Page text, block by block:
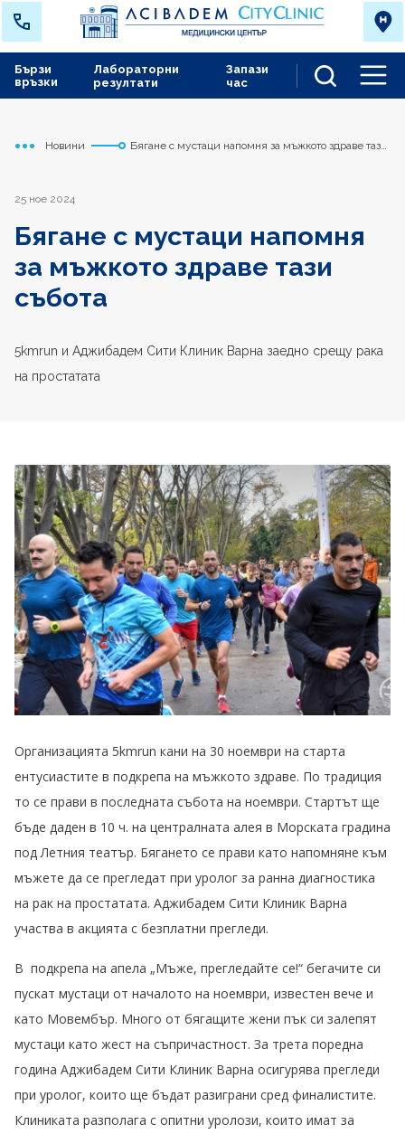
Лабораторни
резултати
Запази
час
Бързи
връзки
Начало
Варна
Новини
Бягане с мустаци напомня за мъжкото здраве тази
25 ное 2024
Бягане с мустаци напомня
за мъжкото здраве тази
събота
5kmrun и Аджибадем Сити Клиник Варна заедно срещу рака
на простатата
Организацията 5kmrun кани на 30 ноември на старта
ентусиастите в подкрепа на мъжкото здраве. По традиция
то се прави в последната събота на ноември. Стартът ще
бъде даден в 10 ч. на централната алея в Морската градина
под Летния театър. Бягането се прави като напомняне към
мъжете да се прегледат при уролог за ранна диагностика
на рак на простатата. Аджибадем Сити Клиник Варна
участва в акцията с безплатни прегледи.
В подкрепа на апела „Мъже, прегледайте се!“ бегачите си
пускат мустаци от началото на ноември, известен вече и
като Мовембър. Много от бягащите жени пък си залепят
мустаци като жест на съпричастност. За трета поредна
година Аджибадем Сити Клиник Варна осигурява прегледи
при уролог, които ще бъдат разиграни сред финалистите.
Клиниката разполага с опитни уролози, които имат за